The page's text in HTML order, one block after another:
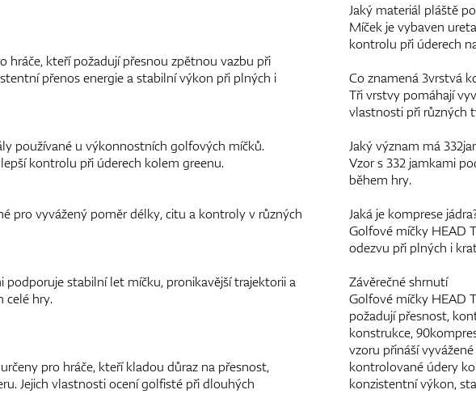
hráče, kteří požadují přesnou zpětnou vazbu při
přenos energie a stabilní výkon při plných i
používané u výkonnostních golfových míčků.
kontrolu při úderech kolem greenu.
pro vyvážený poměr délky, citu a kontroly v různých
podporuje stabilní let míčku, pronikavější trajektorii a
celé hry.
pro hráče, kteří kladou důraz na přesnost,
Jejich vlastnosti ocení golfisté při dlouhých
Jaký materiál pláště
Míček je vybaven
kontrolu při úderech
Co znamená 3vrstvá
Tři vrstvy pomáhají
vlastnosti při různých
Jaký význam má
Vzor s 332 jamkami
během hry.
Jaká je komprese
Golfové míčky HEAD
odezvu při plných i
Závěrečné shrnutí
Golfové míčky HEAD
požadují přesnost,
konstrukce,
vzoru přináší
kontrolované údery
konzistentní výkon,